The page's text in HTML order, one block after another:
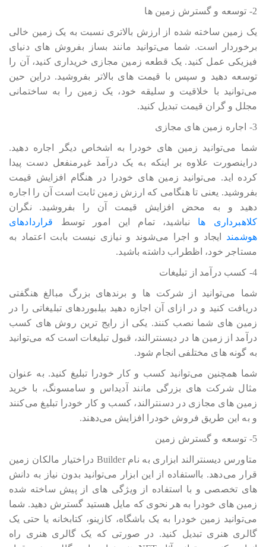
2- توسعه و گسترش زمین ها
یک زمین ساخته شده از ارزش بالاتری نسبت به یک زمین خالی
برخوردار است. شما می‎‎‎‎‎‎توانید مانند بساز بفروش های دنیای
فیزیکی عمل کنید. یک قطعه زمین مجازی خریداری کنید، آن را
توسعه دهید و سپس با قیمت های بالاتر بفروشید. دراین حین
می‎‎‎‎‎‎توانید با خلاقیت و سلیقه خود، یک زمین را به ساختمانی
مجلل و گران قیمت تبدیل کنید.
3- اجاره زمین های مجازی
شما می‎‎‎‎‎‎توانید زمین های خودرا به اشخاص دیگر اجاره دهید.
دراینصورت علاوه بر اینکه به یک درآمد غیرمنفعل دست پیدا
کرده اید. می‎‎‎‎‎‎توانید زمین های خودرا در هنگام افزایش قیمت
بفروشید. یعنی تا هنگامی که ارزش زمین ثابت است آن را اجاره
دهید و به محض افزایش قیمت آن را بفروشید. نگران
کلاهبرداری ها نباشید، تمام این امور توسط قراردادهای
هوشمند
ایجاد و اجرا می‎‎‎‎‎‎شوند و نیازی نیست بابت اعتماد به
مستاجر خود، اظطراب داشته باشید.
4- کسب درآمد از تبلیغات
شما می‎‎‎‎‎‎توانید از شرکت ها و برندهای بزرگ مبالغ هنگفتی
دریافت کنید و در ازای آن اجازه دهید بیلبوردهای تبلیغاتی را در
زمین های شما نصب کنند. یکی از رایج ترین روش های کسب
درآمد از زمین ها در دیسنترالند، قبول تبلیغات است که می‎‎‎‎‎‎توانید
به گونه های مختلفی انجام شود.
شما همچنین می‎‎‎‎‎‎توانید کسب و کار خودرا تبلیغ کنید. به عنوان
مثال شرکت های بزرگی مانند آدیداس و سامسونگ، با خرید
زمین های مجازی در دسنترالند، کسب و کار خودرا تبلیغ می‎‎‎‎‎‎کنند
و به این طریق فروش خودرا افزایش می‎‎‎‎‎‎دهند.
5- توسعه و گسترش زمین
متاورس دیسنترالند ابزاری به نام Builder دراختیار مالکان زمین
قرار می‎‎‎‎‎‎دهد. بااستفاده از این ابزار می‎‎‎‎‎‎توانید بدون نیاز به دانش
های تخصصی و با استفاده از ویژگی های از پیش ساخته شده
زمین های خودرا به هر نحوی که مایل هستید گسترش دهید. شما
می‎‎‎‎‎‎توانید زمین خودرا به یک باشگاه، کازینو، کتابخانه یا حتی یک
گالری هنری تبدیل کنید. در صورتی که یک گالری هنری راه